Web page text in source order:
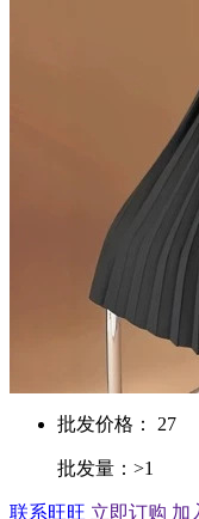
批发价格： 27
批发量：>1
联系旺旺 立即订购 加